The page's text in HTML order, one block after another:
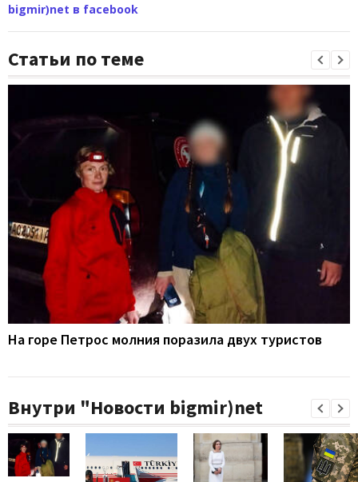
bigmir)net в facebook
Статьи по теме
На горе Петрос молния поразила двух туристов
Внутри "Новости bigmir)net